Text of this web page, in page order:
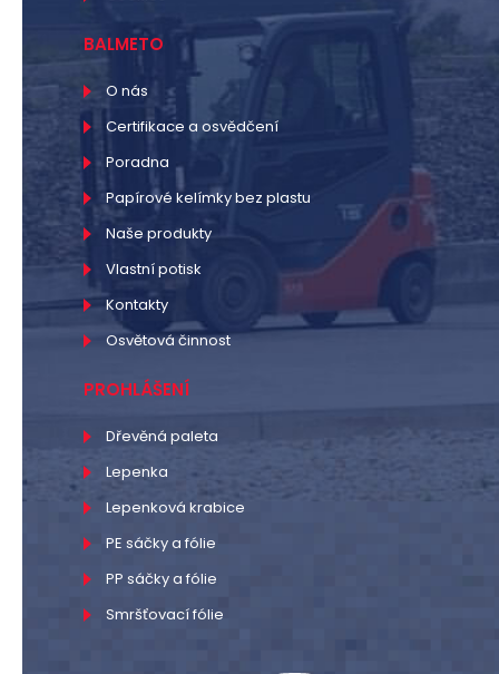
BALMETO
O nás
Certifikace a osvědčení
Poradna
Papírové kelímky bez plastu
Naše produkty
Vlastní potisk
Kontakty
Osvětová činnost
PROHLÁŠENÍ
Dřevěná paleta
Lepenka
Lepenková krabice
PE sáčky a fólie
PP sáčky a fólie
Smršťovací fólie